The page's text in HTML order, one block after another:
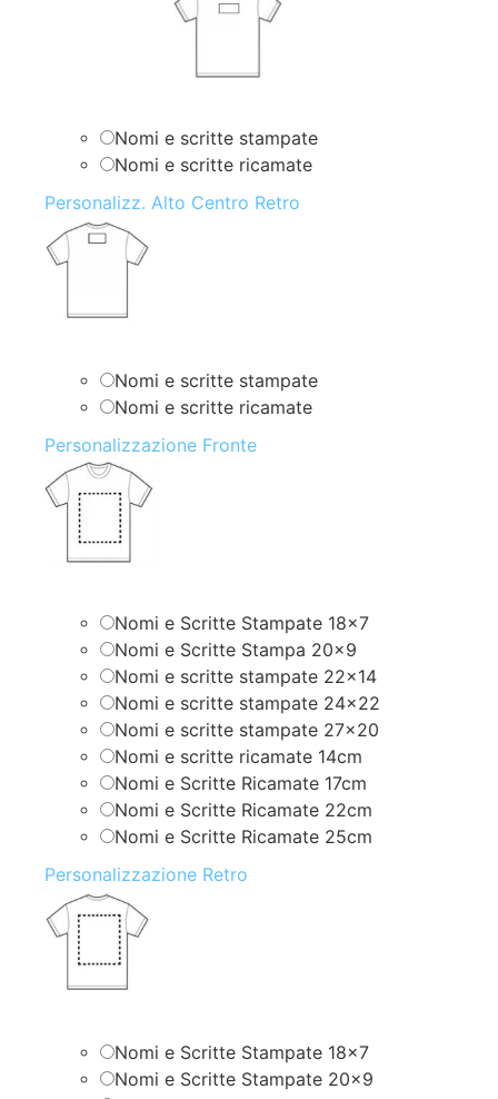
Nomi e scritte stampate
Nomi e scritte ricamate
Personalizz. Alto Centro Retro
Nomi e scritte stampate
Nomi e scritte ricamate
Personalizzazione Fronte
Nomi e Scritte Stampate 18×7
Nomi e Scritte Stampa 20×9
Nomi e scritte stampate 22×14
Nomi e scritte stampate 24×22
Nomi e scritte stampate 27×20
Nomi e scritte ricamate 14cm
Nomi e Scritte Ricamate 17cm
Nomi e Scritte Ricamate 22cm
Nomi e Scritte Ricamate 25cm
Personalizzazione Retro
Nomi e Scritte Stampate 18×7
Nomi e Scritte Stampate 20×9